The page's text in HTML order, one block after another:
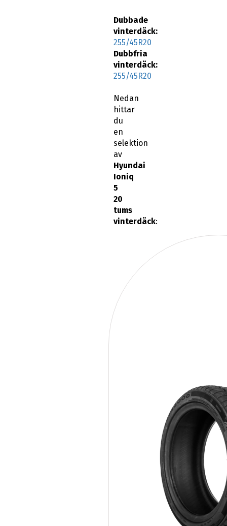
Dubbade
vinterdäck:
255/45R20
Dubbfria
vinterdäck:
255/45R20
Nedan
hittar
du
en
selektion
av
Hyundai
Ioniq
5
20
tums
vinterdäck: